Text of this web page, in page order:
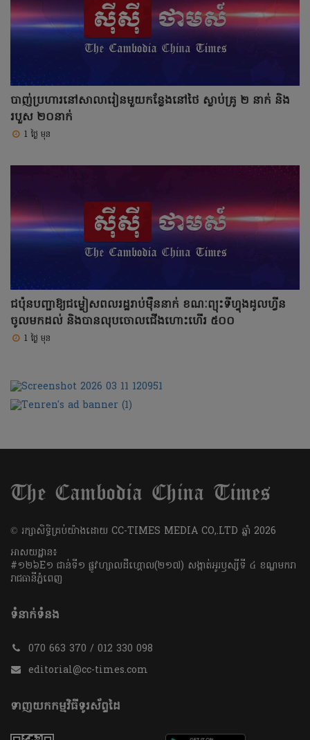
បាញ់ប្រហារនៅសាលារៀនមួយកន្លែងនៅថៃ ស្លាប់គ្រូ ២ នាក់ និង
របួស ២០នាក់
1 ថ្ងៃ មុន
ជប៉ុនបញ្ជាឱ្យជម្លៀសពលរដ្ឋរាប់ម៉ឺននាក់ ខណៈព្យុះទីហ្វុងដូលហ្វីន
ចូលមកដល់ និងបានលុបចោលជើងហោះហើរ ៥០០
1 ថ្ងៃ មុន
​© រក្សា​សិទ្ធិ​គ្រប់​យ៉ាង​ដោយ​ CC-TIMES MEDIA CO,.LTD ឆ្នាំ​ 2026
អាសយដ្ឋាន៖
#១២៦E១ ជាន់ទី១ ផ្លូវហ្សាលដឺហ្គោល(២១៧) សង្កាត់អូរឫស្សីទី ៤ ខណ្ឌមករា
រាជធានីភ្នំពេញ
ទំនាក់ទំនង
070 663 370 / 012 330 098
editorial@cc-times.com
ទាញយកកម្មវិធីទូរស័ព្ទដៃ